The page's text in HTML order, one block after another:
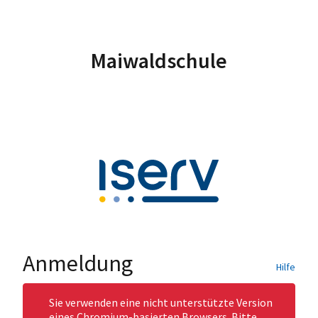
Maiwaldschule
Anmeldung Hilfe
Sie verwenden eine nicht unterstützte Version